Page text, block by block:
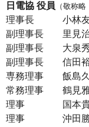
日電協 役員 （敬称
理事長 小林友
副理事長 里見
副理事長 大泉
副理事長 信田裕
専務理事 飯島久
常務理事 鶴見
理事 国本貴
理事 沖田勝